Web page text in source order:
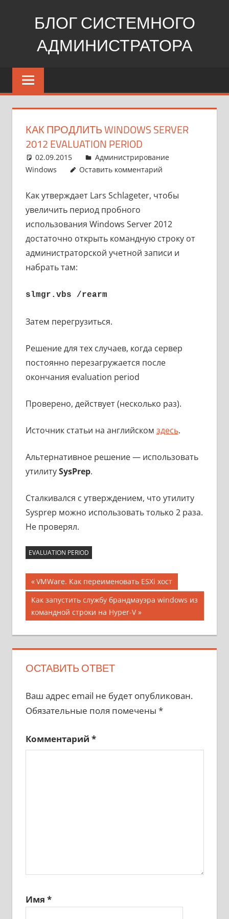
БЛОГ СИСТЕМНОГО
АДМИНИСТРАТОРА
Windows,
Linux,
КАК ПРОДЛИТЬ WINDOWS SERVER
2012 EVALUATION PERIOD
02.09.2015 pike777
Администрирование
Windows
Оставить комментарий
Как утверждает Lars Schlageter, чтобы
увеличить период пробного
использования Windows Server 2012
достаточно открыть командную строку от
администраторской учетной записи и
набрать там:
slmgr.vbs /rearm
Затем перегрузиться.
Решение для тех случаев, когда сервер
постоянно перезагружается после
окончания evaluation period
Проверено, действует (несколько раз).
Источник статьи на английском здесь.
Альтернативное решение — использовать
утилитуSysPrep.
Сталкивался с утверждением, что утилиту
Sysprep можно использовать только 2 раза.
Не проверял.
EVALUATION PERIOD
Навигация
по
записям
Предыдущая
запись;
VMWare. Как переименовать ESXi хост
Следующая
запись:
Как запустить службу брандмауэра windows из
командной строки на Hyper-V
ОСТАВИТЬ ОТВЕТ
Ваш адрес email не будет опубликован.
Обязательные поля помечены *
Комментарий *
Имя *